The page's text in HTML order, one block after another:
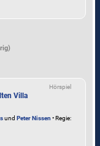
Hörspiel
Villa
und Peter Nissen • Regie: